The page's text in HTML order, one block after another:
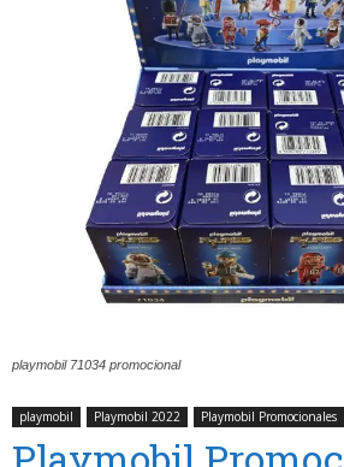
playmobil 71034 promocional
playmobil Playmobil 2022 Playmobil Promocionales